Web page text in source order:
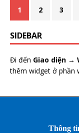
1 2 3
SIDEBAR
Đi đến Giao diện →
thêm widget ở phần
Thông